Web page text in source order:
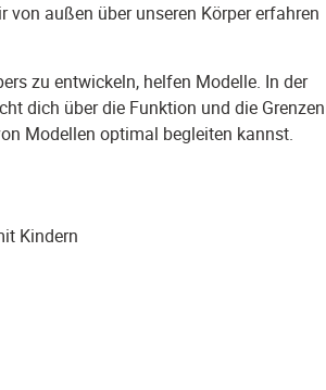
von außen über unseren Körper erfahren
zu entwickeln, helfen Modelle. In der
dich über die Funktion und die Grenzen
Modellen optimal begleiten kannst.
Kindern